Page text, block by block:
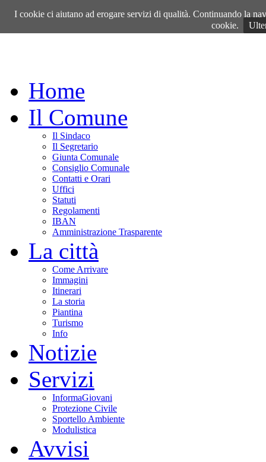
Giovedì, 06 Agosto 2026
Home
Il Comune
Il Sindaco
Il Segretario
Giunta Comunale
Consiglio Comunale
Contatti e Orari
Uffici
Statuti
Regolamenti
IBAN
Amministrazione Trasparente
La città
Come Arrivare
Immagini
Itinerari
La storia
Piantina
Turismo
Info
Notizie
Servizi
InformaGiovani
Protezione Civile
Sportello Ambiente
Modulistica
Avvisi
I cookie ci aiutano ad erogare servizi di qualità. Continuando la
cookie.